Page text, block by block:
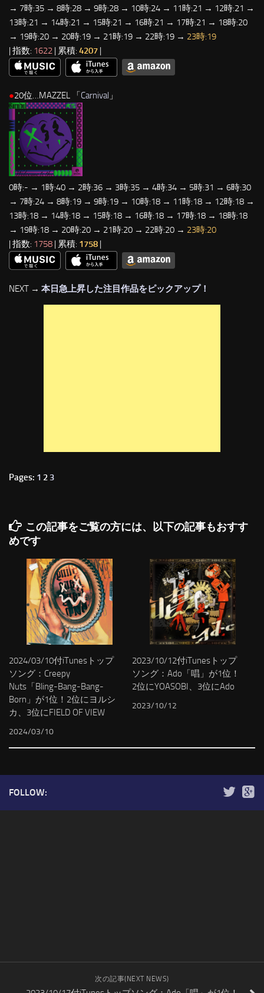
→ 7時:35 → 8時:28 → 9時:28 → 10時:24 → 11時:21 → 12時:21 →
13時:21 → 14時:21 → 15時:21 → 16時:21 → 17時:21 → 18時:20
→ 19時:20 → 20時:19 → 21時:19 → 22時:19 → 23時:19
| 指数: 1622 | 累積: 4207 |
●20位…MAZZEL 「Carnival 」
0時:- → 1時:40 → 2時:36 → 3時:35 → 4時:34 → 5時:31 → 6時:30
→ 7時:24 → 8時:19 → 9時:19 → 10時:18 → 11時:18 → 12時:18 →
13時:18 → 14時:18 → 15時:18 → 16時:18 → 17時:18 → 18時:18
→ 19時:18 → 20時:20 → 21時:20 → 22時:20 → 23時:20
| 指数: 1758 | 累積: 1758 |
NEXT → 本日急上昇した注目作品をピックアップ！
Pages: 1 2 3
この記事をご覧の方には、以下の記事もおすす
めです
2024/03/10付iTunesトップ
ソング：Creepy
Nuts「Bling-Bang-Bang-
Born」が1位！2位にヨルシ
カ、3位にFIELD OF VIEW
2024/03/10
2023/10/12付iTunesトップ
ソング：Ado「唱」が1位！
2位にYOASOBI、3位にAdo
2023/10/12
FOLLOW:
次の記事(NEXT NEWS)